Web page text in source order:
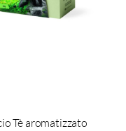
Tè aromatizzato